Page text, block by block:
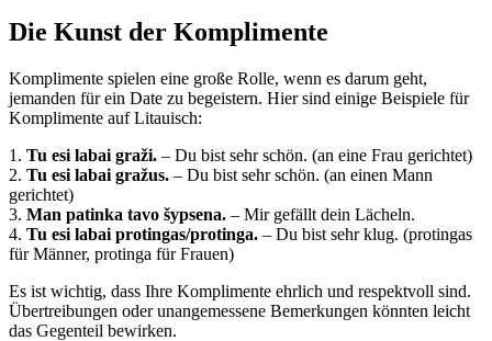
Die Kunst der Komplimente
Komplimente spielen eine große Rolle, wenn es darum geht,
jemanden für ein Date zu begeistern. Hier sind einige Beispiele für
Komplimente auf Litauisch:
1. Tu esi labai graži. – Du bist sehr schön. (an eine Frau gerichtet)
2. Tu esi labai gražus. – Du bist sehr schön. (an einen Mann
gerichtet)
3. Man patinka tavo šypsena. – Mir gefällt dein Lächeln.
4. Tu esi labai protingas/protinga. – Du bist sehr klug. (protingas
für Männer, protinga für Frauen)
Es ist wichtig, dass Ihre Komplimente ehrlich und respektvoll sind.
Übertreibungen oder unangemessene Bemerkungen könnten leicht
das Gegenteil bewirken.